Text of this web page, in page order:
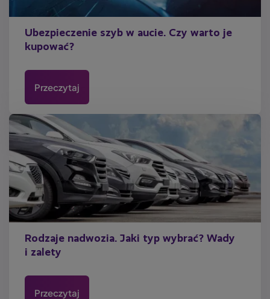
Ubezpieczenie szyb w aucie. Czy warto je
kupować?
Przeczytaj
Rodzaje nadwozia. Jaki typ wybrać? Wady
i zalety
Przeczytaj